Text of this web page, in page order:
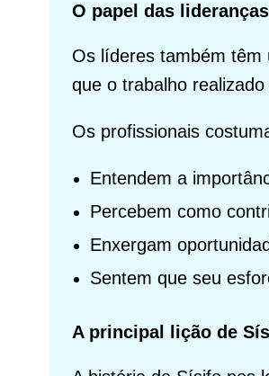
O papel das lideranças
Os líderes também têm
que o trabalho
Os profissionais
Entendem a
Percebem como
Enxergam
Sentem que seu
A principal lição de